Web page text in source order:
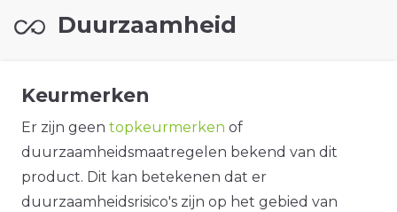
Duurzaamheid
Keurmerken
Er zijn geen topkeurmerken of
duurzaamheidsmaatregelen bekend van dit
product. Dit kan betekenen dat er
duurzaamheidsrisico's zijn op het gebied van